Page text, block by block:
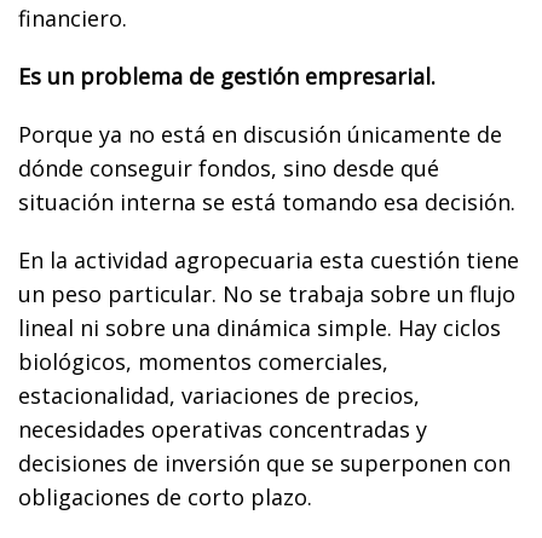
financiero.
Es un problema de gestión empresarial.
Porque ya no está en discusión únicamente de
dónde conseguir fondos, sino desde qué
situación interna se está tomando esa decisión.
En la actividad agropecuaria esta cuestión tiene
un peso particular. No se trabaja sobre un flujo
lineal ni sobre una dinámica simple. Hay ciclos
biológicos, momentos comerciales,
estacionalidad, variaciones de precios,
necesidades operativas concentradas y
decisiones de inversión que se superponen con
obligaciones de corto plazo.